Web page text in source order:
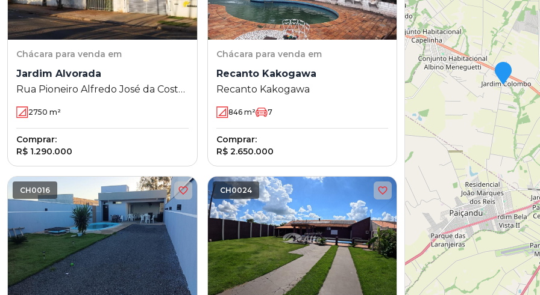
Chácara para venda em
Jardim Alvorada
Rua Pioneiro Alfredo José da Costa
2750 m²
Comprar:
R$ 1.290.000
Chácara para venda em
Recanto Kakogawa
Recanto Kakogawa
846m² 7
Comprar:
R$ 2.650.000
CH0016 CH0024